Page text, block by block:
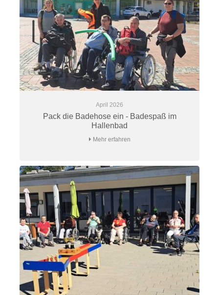
April 2026
Pack die Badehose ein - Badespaß im
Hallenbad
Mehr erfahren